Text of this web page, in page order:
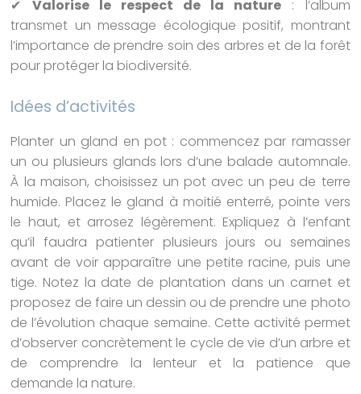
✔ Valorise le respect de la nature : l’album
transmet un message écologique positif, montrant
l’importance de prendre soin des arbres et de la forêt
pour protéger la biodiversité.
Idées d’activités
Planter un gland en pot : commencez par ramasser
un ou plusieurs glands lors d’une balade automnale.
À la maison, choisissez un pot avec un peu de terre
humide. Placez le gland à moitié enterré, pointe vers
le haut, et arrosez légèrement. Expliquez à l’enfant
qu’il faudra patienter plusieurs jours ou semaines
avant de voir apparaître une petite racine, puis une
tige. Notez la date de plantation dans un carnet et
proposez de faire un dessin ou de prendre une photo
de l’évolution chaque semaine. Cette activité permet
d’observer concrètement le cycle de vie d’un arbre et
de comprendre la lenteur et la patience que
demande la nature.